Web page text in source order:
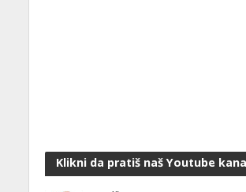
Klikni da pratiš naš Youtube